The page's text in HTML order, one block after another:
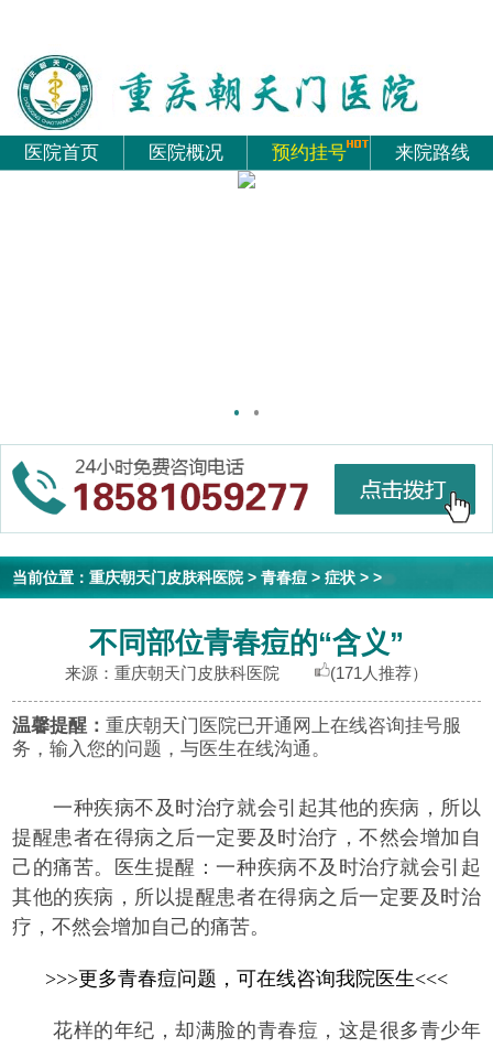
医院首页 医院概况 预约挂号 来院路线
当前位置：重庆朝天门皮肤科医院>青春痘 >症状 > >
不同部位青春痘的“含义”
来源：重庆朝天门皮肤科医院 (171人推荐）
温馨提醒：重庆朝天门医院已开通网上在线咨询挂号服
务，输入您的问题，与医生在线沟通。
一种疾病不及时治疗就会引起其他的疾病，所以
提醒患者在得病之后一定要及时治疗，不然会增加自
己的痛苦。医生提醒：一种疾病不及时治疗就会引起
其他的疾病，所以提醒患者在得病之后一定要及时治
疗，不然会增加自己的痛苦。
>>>更多青春痘问题，可在线咨询我院医生<<<
花样的年纪，却满脸的青春痘，这是很多青少年